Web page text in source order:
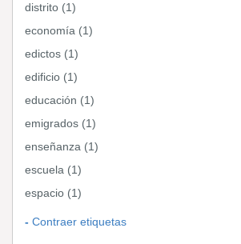
distrito (1)
economía (1)
edictos (1)
edificio (1)
educación (1)
emigrados (1)
enseñanza (1)
escuela (1)
espacio (1)
Contraer etiquetas